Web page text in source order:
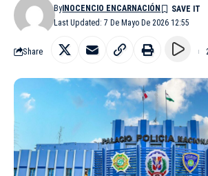
Last Updated: 7 De Mayo De 2026 12:55
ByINOCENCIO ENCARNACIÓN
Share